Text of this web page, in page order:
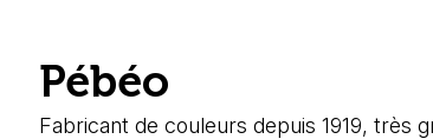
Pébéo
Fabricant de couleurs depuis 1919, très